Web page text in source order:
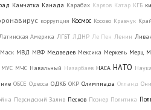
Камчатка Канада Карабах Карлов Катар КГБ
коррупция Космос Косово Кравчук
Америка ЛГБТ ЛДНР Ле Пен Ленин
Маск МВД МВФ Медведев Мексика Меркель Мерц
МУС МЧС Навальный Назарбаев НАСА НАТО
ОБСЕ Одесса ОДКБ ОКР Олимпиада Олланд
Персидский Залив Песков Познер Политика